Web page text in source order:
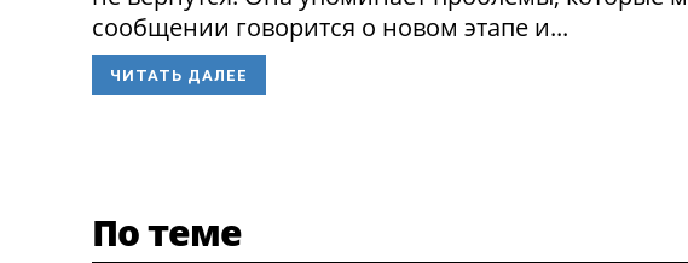
сообщении говорится о новом этапе и...
ЧИТАТЬ ДАЛЕЕ
По теме